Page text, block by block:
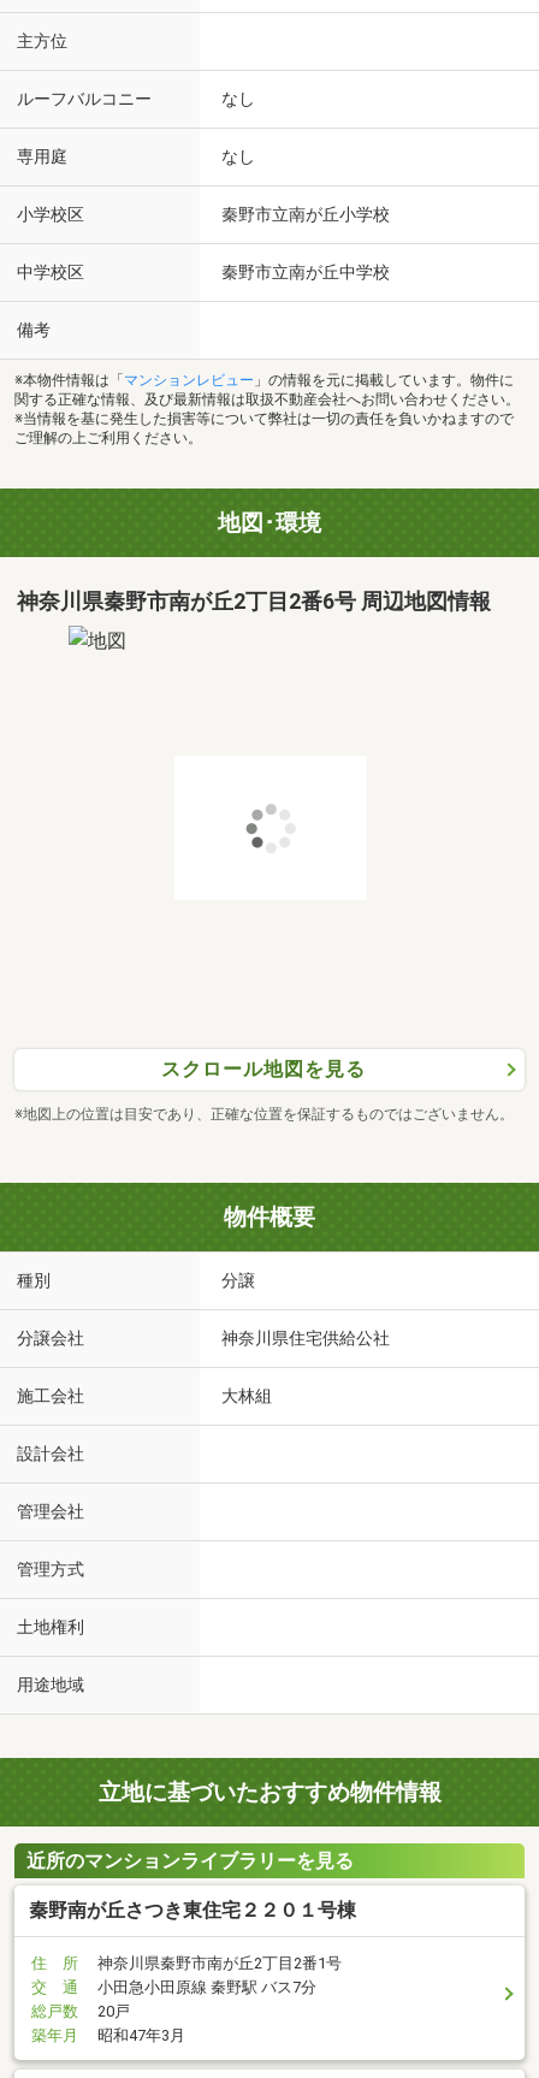
主方位
ルーフバルコニー なし
専用庭 なし
小学校区 秦野市立南が丘小学校
中学校区 秦野市立南が丘中学校
備考
※本物件情報は「 マンションレビュー 」の情報を元に掲載しています。物件に
関する正確な情報、及び最新情報は取扱不動産会社へお問い合わせください。
※当情報を基に発生した損害等について弊社は一切の責任を負いかねますので
ご理解の上ご利用ください。
地図･環境
神奈川県秦野市南が丘2丁目2番6号 周辺地図情報
スクロール地図を見る
※地図上の位置は目安であり、正確な位置を保証するものではございません。
物件概要
種別 分譲
分譲会社 神奈川県住宅供給公社
施工会社 大林組
設計会社
管理会社
管理方式
土地権利
用途地域
立地に基づいたおすすめ物件情報
近所のマンションライブラリーを見る
秦野南が丘さつき東住宅２２０１号棟
住 所
神奈川県秦野市南が丘2丁目2番1号
交 通
小田急小田原線 秦野駅 バス7分
総戸数
20戸
築年月
昭和47年3月